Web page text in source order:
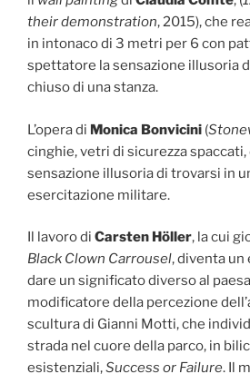
their demonstration, 2015), che
in intonaco di 3 metri per 6 con
spettatore la sensazione illusoria
chiuso di una stanza.
L’opera di Monica Bonvicini (
cinghie, vetri di sicurezza
sensazione illusoria di trovarsi in
esercitazione militare.
Il lavoro di Carsten Höller, la cui
Black Clown Carrousel, diventa un
dare un significato diverso al
modificatore della percezione
scultura di Gianni Motti, che
strada nel cuore della parco, in
esistenziali,Success or Failure. Il